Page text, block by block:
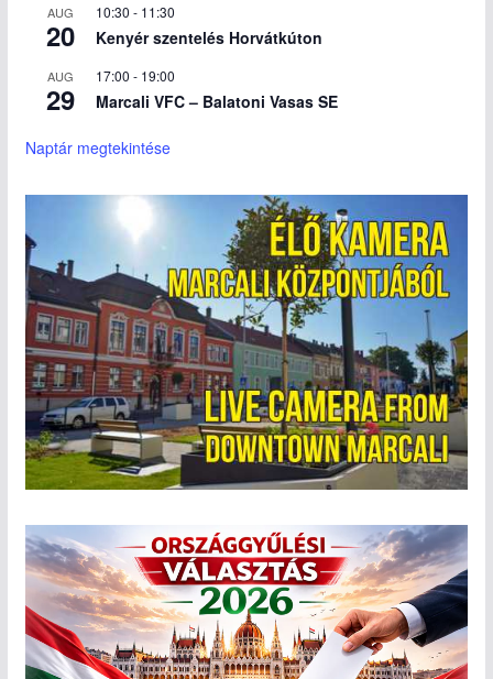
AUG
20
10:30 - 11:30
Kenyér szentelés Horvátkúton
AUG
29
17:00 - 19:00
Marcali VFC – Balatoni Vasas SE
Naptár megtekintése